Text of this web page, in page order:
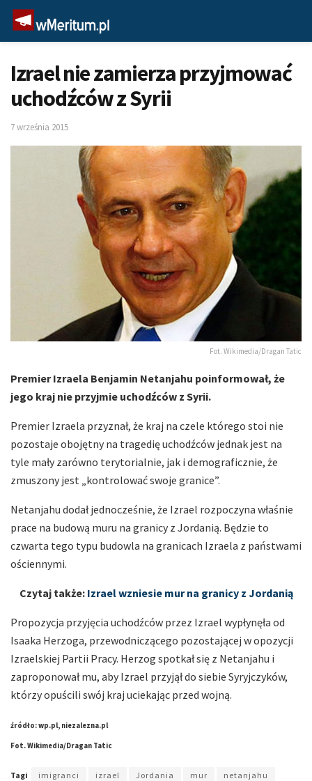
Izrael nie zamierza przyjmować
uchodźców z Syrii
7 września 2015
Fot. Wikimedia/Dragan Tatic
Premier Izraela Benjamin Netanjahu poinformował, że
jego kraj nie przyjmie uchodźców z Syrii.
Premier Izraela przyznał, że kraj na czele którego stoi nie
pozostaje obojętny na tragedię uchodźców jednak jest na
tyle mały zarówno terytorialnie, jak i demograficznie, że
zmuszony jest „kontrolować swoje granice”.
Netanjahu dodał jednocześnie, że Izrael rozpoczyna właśnie
prace na budową muru na granicy z Jordanią. Będzie to
czwarta tego typu budowla na granicach Izraela z państwami
ościennymi.
Czytaj także: Izrael wzniesie mur na granicy z Jordanią
Propozycja przyjęcia uchodźców przez Izrael wypłynęła od
Isaaka Herzoga, przewodniczącego pozostającej w opozycji
Izraelskiej Partii Pracy. Herzog spotkał się z Netanjahu i
zaproponował mu, aby Izrael przyjął do siebie Syryjczyków,
którzy opuścili swój kraj uciekając przed wojną.
źródło: wp.pl, niezalezna.pl
Fot. Wikimedia/Dragan Tatic
Tagi imigranci izrael Jordania mur
netanjahu